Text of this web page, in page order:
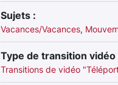
Sujets :
Vacances/Vacances,
Type de transition vidéo
Transitions de vidéo